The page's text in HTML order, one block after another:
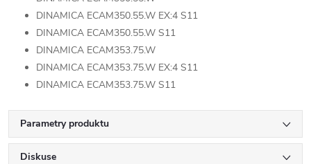
DINAMICA ECAM350.55.W EX:4 S11
DINAMICA ECAM350.55.W S11
DINAMICA ECAM353.75.W
DINAMICA ECAM353.75.W EX:4 S11
DINAMICA ECAM353.75.W S11
Parametry produktu
Diskuse